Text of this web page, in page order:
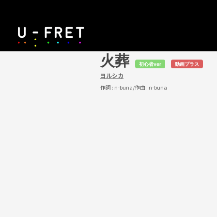
火葬 初心者ver 動画プラス
ヨルシカ
作詞 : n-buna/作曲 : n-buna